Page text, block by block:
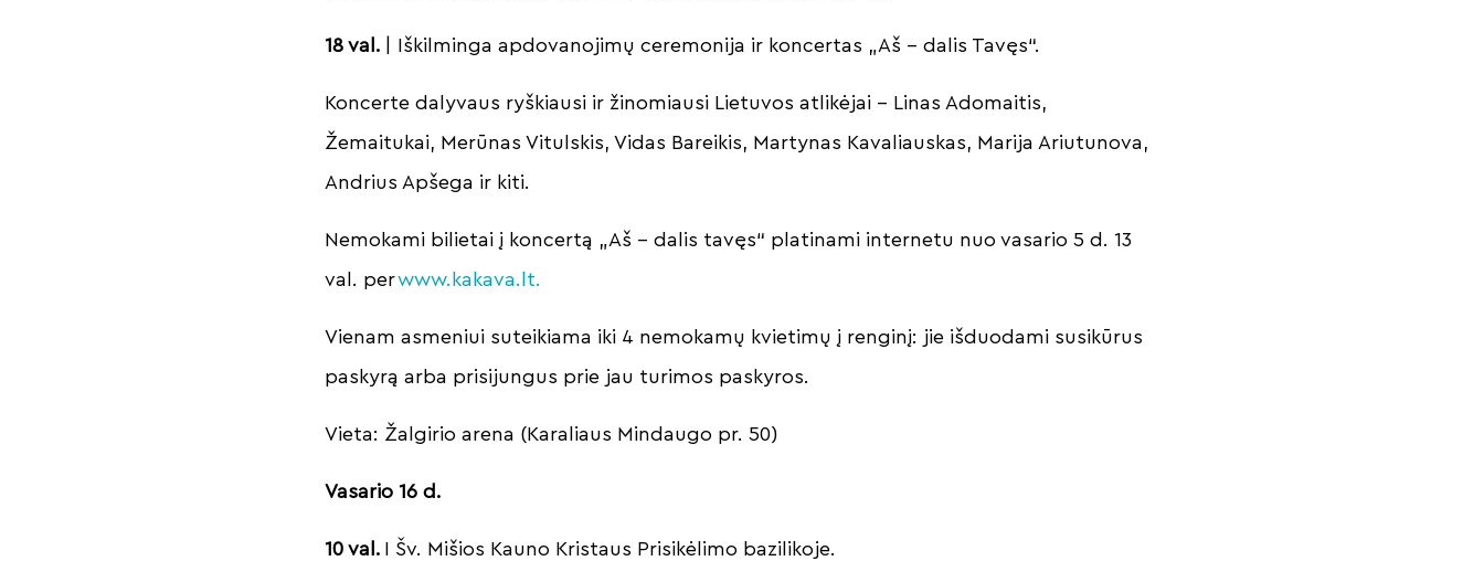
18 val. | Iškilminga apdovanojimų ceremonija ir koncertas „Aš – dalis Tavęs“.
Koncerte dalyvaus ryškiausi ir žinomiausi Lietuvos atlikėjai – Linas Adomaitis,
Žemaitukai, Merūnas Vitulskis, Vidas Bareikis, Martynas Kavaliauskas, Marija Ariutunova,
Andrius Apšega ir kiti.
Nemokami bilietai į koncertą „Aš – dalis tavęs“ platinami internetu nuo vasario 5 d. 13
val. perwww.kakava.lt.
Vienam asmeniui suteikiama iki 4 nemokamų kvietimų į renginį: jie išduodami susikūrus
paskyrą arba prisijungus prie jau turimos paskyros.
Vieta: Žalgirio arena (Karaliaus Mindaugo pr. 50)
Vasario 16 d.
10 val. I Šv. Mišios Kauno Kristaus Prisikėlimo bazilikoje.